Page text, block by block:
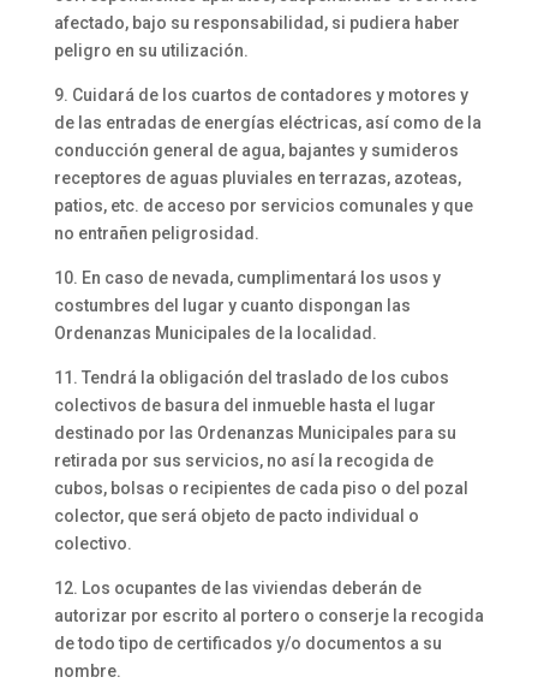
afectado, bajo su responsabilidad, si pudiera haber
peligro en su utilización.
9. Cuidará de los cuartos de contadores y motores y
de las entradas de energías eléctricas, así como de la
conducción general de agua, bajantes y sumideros
receptores de aguas pluviales en terrazas, azoteas,
patios, etc. de acceso por servicios comunales y que
no entrañen peligrosidad.
10. En caso de nevada, cumplimentará los usos y
costumbres del lugar y cuanto dispongan las
Ordenanzas Municipales de la localidad.
11. Tendrá la obligación del traslado de los cubos
colectivos de basura del inmueble hasta el lugar
destinado por las Ordenanzas Municipales para su
retirada por sus servicios, no así la recogida de
cubos, bolsas o recipientes de cada piso o del pozal
colector, que será objeto de pacto individual o
colectivo.
12. Los ocupantes de las viviendas deberán de
autorizar por escrito al portero o conserje la recogida
de todo tipo de certificados y/o documentos a su
nombre.